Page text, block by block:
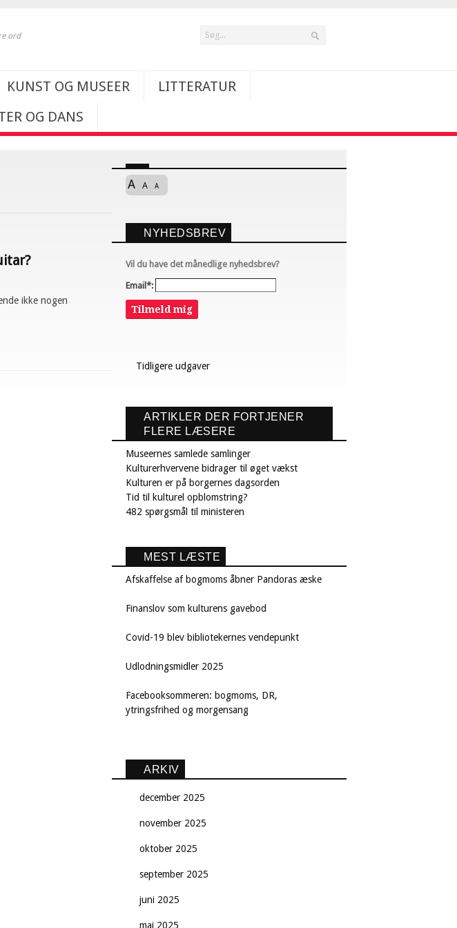
ord
KUNST OG MUSEER
LITTERATUR
OG DANS
ikke nogen
A A A
NYHEDSBREV
Vil du have det månedlige nyhedsbrev?
Email*:
Tilmeld mig
Tidligere udgaver
ARTIKLER DER FORTJENER
FLERE LÆSERE
Museernes samlede samlinger
Kulturerhvervene bidrager til øget vækst
Kulturen er på borgernes dagsorden
Tid til kulturel opblomstring?
482 spørgsmål til ministeren
MEST LÆSTE
Afskaffelse af bogmoms åbner Pandoras æske
Finanslov som kulturens gavebod
Covid-19 blev bibliotekernes vendepunkt
Udlodningsmidler 2025
Facebooksommeren: bogmoms, DR,
ytringsfrihed og morgensang
ARKIV
december 2025
november 2025
oktober 2025
september 2025
juni 2025
maj 2025